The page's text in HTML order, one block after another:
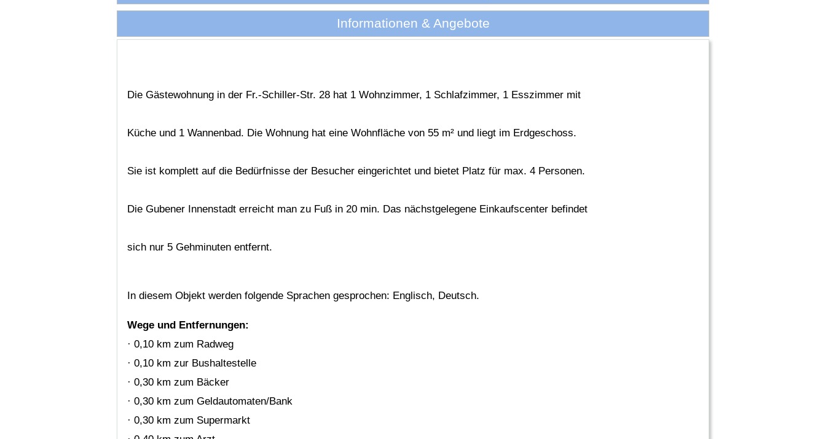
Informationen & Angebote
Die Gästewohnung in der Fr.-Schiller-Str. 28 hat 1 Wohnzimmer, 1 Schlafzimmer, 1 Esszimmer mit
Küche und 1 Wannenbad. Die Wohnung hat eine Wohnfläche von 55 m² und liegt im Erdgeschoss.
Sie ist komplett auf die Bedürfnisse der Besucher eingerichtet und bietet Platz für max. 4 Personen.
Die Gubener Innenstadt erreicht man zu Fuß in 20 min. Das nächstgelegene Einkaufscenter befindet
sich nur 5 Gehminuten entfernt.
In diesem Objekt werden folgende Sprachen gesprochen: Englisch, Deutsch.
Wege und Entfernungen:
· 0,10 km zum Radweg
· 0,10 km zur Bushaltestelle
· 0,30 km zum Bäcker
· 0,30 km zum Geldautomaten/Bank
· 0,30 km zum Supermarkt